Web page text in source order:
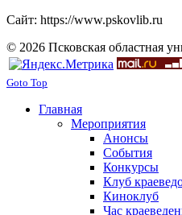
Сайт: https://www.pskovlib.ru
© 2026 Псковская областная
Goto Top
Главная
Мероприятия
Анонсы
События
Конкурсы
Клуб
Киноклуб
Час